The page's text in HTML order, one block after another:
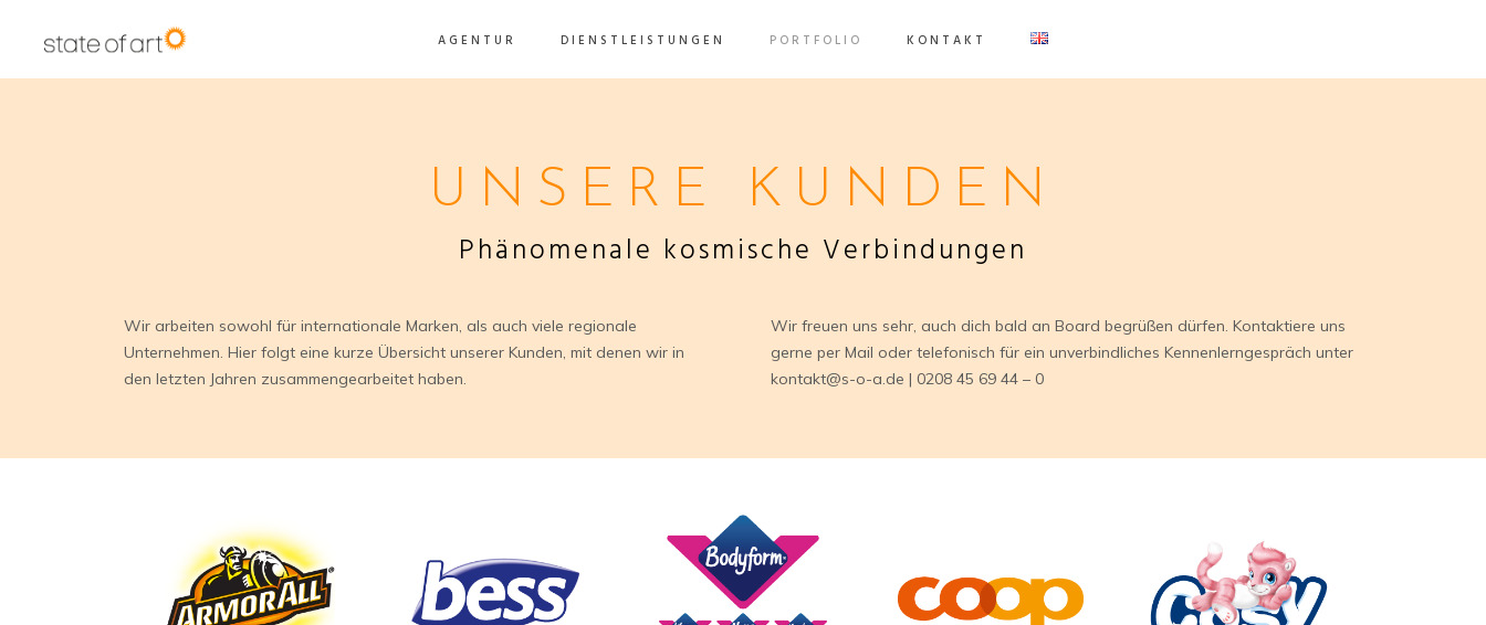
AGENTUR DIENSTLEISTUNGEN PORTFOLIO KONTAKT
UNSERE KUNDEN
Phänomenale kosmische Verbindungen
Wir arbeiten sowohl für internationale Marken, als auch viele regionale
Unternehmen. Hier folgt eine kurze Übersicht unserer Kunden, mit denen wir in
den letzten Jahren zusammengearbeitet haben.
Wir freuen uns sehr, auch dich bald an Board begrüßen dürfen. Kontaktiere uns
gerne per Mail oder telefonisch für ein unverbindliches Kennenlerngespräch unter
kontakt@s-o-a.de | 0208 45 69 44 – 0